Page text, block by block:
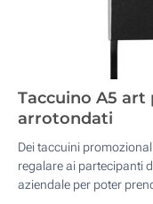
Taccuino A5
arrotondati
Dei taccuini
regalare ai partecipanti
aziendale per poter